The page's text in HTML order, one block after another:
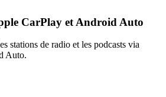
CarPlay et Android Auto
stations de radio et les podcasts via
Auto.